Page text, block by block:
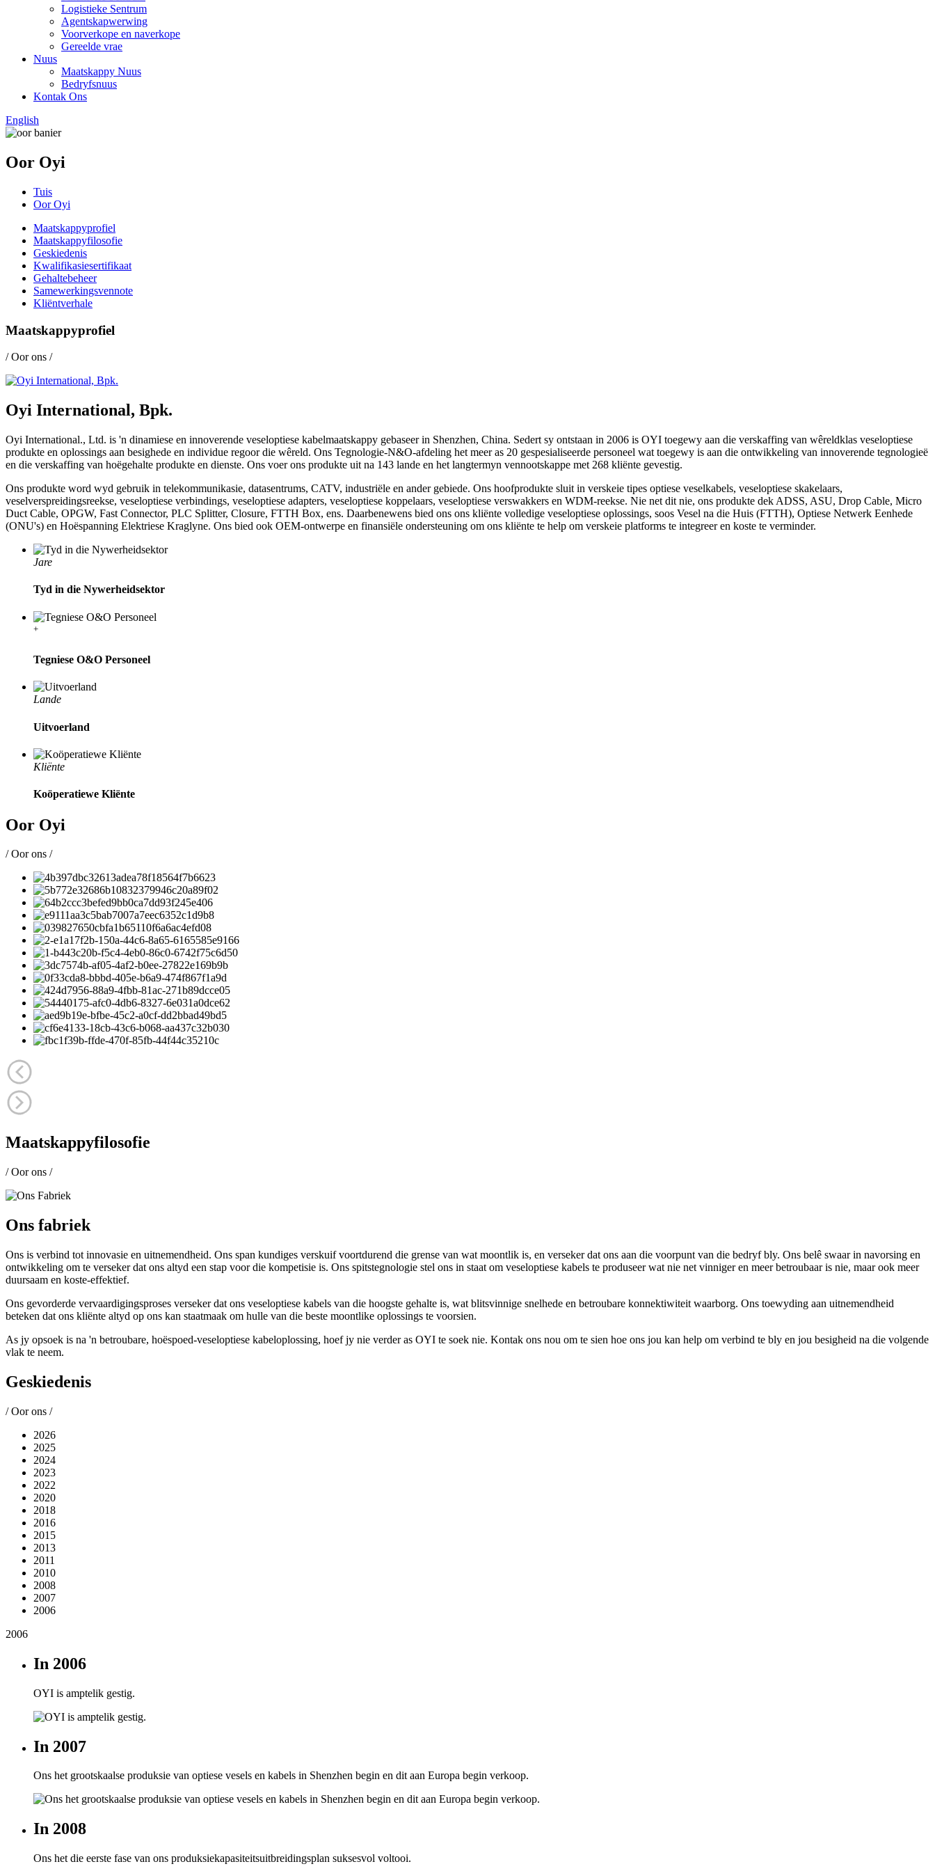
Logistieke Sentrum
Agentskapwerwing
Voorverkope en naverkope
Gereelde vrae
Nuus
Maatskappy Nuus
Bedryfsnuus
Kontak Ons
English
Oor Oyi
Tuis
Oor Oyi
Maatskappyprofiel
Maatskappyfilosofie
Geskiedenis
Kwalifikasiesertifikaat
Gehaltebeheer
Samewerkingsvennote
Kliëntverhale
Maatskappyprofiel
/ Oor ons /
Oyi International, Bpk.
Oyi International., Ltd. is 'n dinamiese en innoverende veseloptiese kabelmaatskappy gebaseer in Shenzhen, China. Sedert sy ontstaan ​​in 2006 is OYI toegewy aan die verskaffing van wêreldklas veseloptiese
produkte en oplossings aan besighede en individue regoor die wêreld. Ons Tegnologie-N&O-afdeling het meer as 20 gespesialiseerde personeel wat toegewy is aan die ontwikkeling van innoverende tegnologieë
en die verskaffing van hoëgehalte produkte en dienste. Ons voer ons produkte uit na 143 lande en het langtermyn vennootskappe met 268 kliënte gevestig.
Ons produkte word wyd gebruik in telekommunikasie, datasentrums, CATV, industriële en ander gebiede. Ons hoofprodukte sluit in verskeie tipes optiese veselkabels, veseloptiese skakelaars,
veselverspreidingsreekse, veseloptiese verbindings, veseloptiese adapters, veseloptiese koppelaars, veseloptiese verswakkers en WDM-reekse. Nie net dit nie, ons produkte dek ADSS, ASU, Drop Cable, Micro
Duct Cable, OPGW, Fast Connector, PLC Splitter, Closure, FTTH Box, ens. Daarbenewens bied ons ons kliënte volledige veseloptiese oplossings, soos Vesel na die Huis (FTTH), Optiese Netwerk Eenhede
(ONU's) en Hoëspanning Elektriese Kraglyne. Ons bied ook OEM-ontwerpe en finansiële ondersteuning om ons kliënte te help om verskeie platforms te integreer en koste te verminder.
Jare
Tyd in die Nywerheidsektor
+
Tegniese O&O Personeel
Lande
Uitvoerland
Kliënte
Koöperatiewe Kliënte
Oor Oyi
/ Oor ons /
Maatskappyfilosofie
/ Oor ons /
Ons fabriek
Ons is verbind tot innovasie en uitnemendheid. Ons span kundiges verskuif voortdurend die grense van wat moontlik is, en verseker dat ons aan die voorpunt van die bedryf bly. Ons belê swaar in navorsing en
ontwikkeling om te verseker dat ons altyd een stap voor die kompetisie is. Ons spitstegnologie stel ons in staat om veseloptiese kabels te produseer wat nie net vinniger en meer betroubaar is nie, maar ook meer
duursaam en koste-effektief.
Ons gevorderde vervaardigingsproses verseker dat ons veseloptiese kabels van die hoogste gehalte is, wat blitsvinnige snelhede en betroubare konnektiwiteit waarborg. Ons toewyding aan uitnemendheid
beteken dat ons kliënte altyd op ons kan staatmaak om hulle van die beste moontlike oplossings te voorsien.
As jy opsoek is na 'n betroubare, hoëspoed-veseloptiese kabeloplossing, hoef jy nie verder as OYI te soek nie. Kontak ons ​​nou om te sien hoe ons jou kan help om verbind te bly en jou besigheid na die volgende
vlak te neem.
Geskiedenis
/ Oor ons /
2026
2025
2024
2023
2022
2020
2018
2016
2015
2013
2011
2010
2008
2007
2006
2006
In 2006
OYI is amptelik gestig.
In 2007
Ons het grootskaalse produksie van optiese vesels en kabels in Shenzhen begin en dit aan Europa begin verkoop.
In 2008
Ons het die eerste fase van ons produksiekapasiteitsuitbreidingsplan suksesvol voltooi.